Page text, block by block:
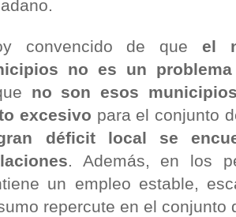
convencido de que el
no es un
no son esos
excesivo para el conjunto
déficit local se
. Además, en los
un empleo estable,
repercute en el conjunto